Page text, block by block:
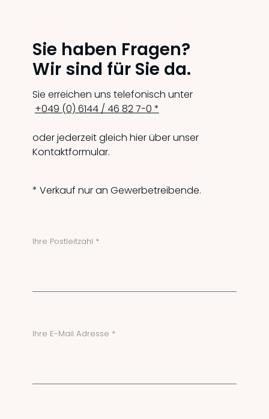
Sie haben Fragen?
Wir sind für Sie da.
Sie erreichen uns telefonisch unter
+049 (0) 6144 / 46 82 7-0 *
oder jederzeit gleich hier über unser
Kontaktformular.
* Verkauf nur an Gewerbetreibende.
Ihre Postleitzahl *
Ihre E-Mail Adresse *